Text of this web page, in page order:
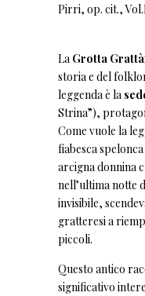
Pirri, op. cit.,
La Grotta
storia e del
leggenda è la
Strina”),
Come vuole la
fiabesca
arcigna donnina
nell’ultima notte
invisibile,
gratteresi a
piccoli.
Questo antico
significativo